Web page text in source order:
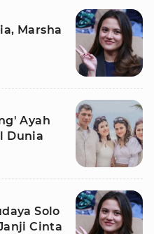
Marsha
Ayah
Dunia
Solo
Cinta